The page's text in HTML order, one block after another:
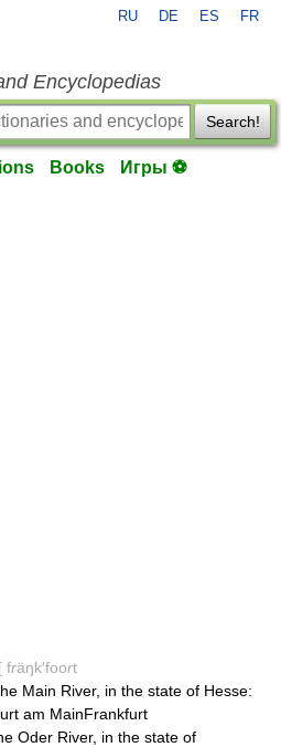
RU DE ES FR
Encyclopedias
Search!
Books Игры ⚽
[ fräŋk′foort
Main River, in the state of Hesse:
am MainFrankfurt
Oder River, in the state of